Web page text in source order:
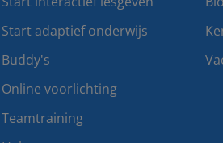
Start adaptief onderwijs
Buddy's
Online voorlichting
Teamtraining